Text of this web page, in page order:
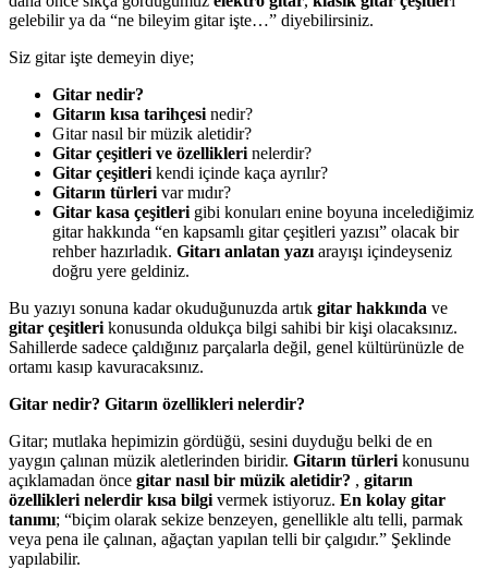
gelebilir ya da “ne bileyim gitar işte…” diyebilirsiniz.
Siz gitar işte demeyin diye;
Gitar nedir?
Gitarın kısa tarihçesi nedir?
Gitar nasıl bir müzik aletidir?
Gitar çeşitleri ve özellikleri nelerdir?
Gitar çeşitleri kendi içinde kaça ayrılır?
Gitarın türleri var mıdır?
Gitar kasa çeşitleri gibi konuları enine boyuna incelediğimiz
gitar hakkında “en kapsamlı gitar çeşitleri yazısı” olacak bir
rehber hazırladık. Gitarı anlatan yazı arayışı içindeyseniz
doğru yere geldiniz.
Bu yazıyı sonuna kadar okuduğunuzda artık gitar hakkında ve
gitar çeşitleri konusunda oldukça bilgi sahibi bir kişi olacaksınız.
Sahillerde sadece çaldığınız parçalarla değil, genel kültürünüzle de
ortamı kasıp kavuracaksınız.
Gitar nedir? Gitarın özellikleri nelerdir?
Gitar; mutlaka hepimizin gördüğü, sesini duyduğu belki de en
yaygın çalınan müzik aletlerinden biridir. Gitarın türleri konusunu
açıklamadan önce gitar nasıl bir müzik aletidir? , gitarın
özellikleri nelerdir kısa bilgi vermek istiyoruz. En kolay gitar
tanımı; “biçim olarak sekize benzeyen, genellikle altı telli, parmak
veya pena ile çalınan, ağaçtan yapılan telli bir çalgıdır.” Şeklinde
yapılabilir.